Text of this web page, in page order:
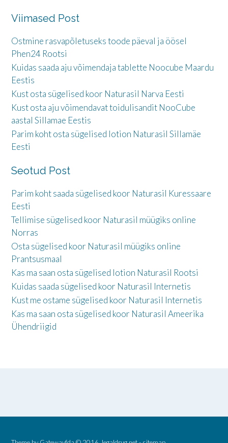
Viimased Post
Ostmine rasvapõletuseks toode päeval ja öösel
Phen24 Rootsi
Kuidas saada aju võimendaja tablette Noocube Maardu
Eestis
Kust osta sügelised koor Naturasil Narva Eesti
Kust osta aju võimendavat toidulisandit NooCube
aastal Sillamae Eestis
Parim koht osta sügelised lotion Naturasil Sillamäe
Eesti
Seotud Post
Parim koht saada sügelised koor Naturasil Kuressaare
Eesti
Tellimise sügelised koor Naturasil müügiks online
Norras
Osta sügelised koor Naturasil müügiks online
Prantsusmaal
Kas ma saan osta sügelised lotion Naturasil Rootsi
Kuidas saada sügelised koor Naturasil Internetis
Kust me ostame sügelised koor Naturasil Internetis
Kas ma saan osta sügelised koor Naturasil Ameerika
Ühendriigid